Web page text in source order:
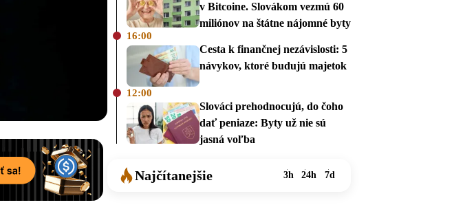
v Bitcoine. Slovákom vezmú 60
miliónov na štátne nájomné byty
16:00
Cesta k finančnej nezávislosti: 5
návykov, ktoré budujú majetok
12:00
Slováci prehodnocujú, do čoho
dať peniaze: Byty už nie sú
jasná voľba
Najčítanejšie 3h 24h 7d